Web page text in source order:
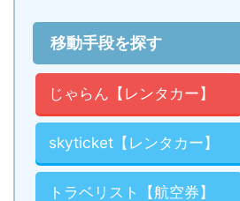
移動手段を探す
じゃらん【レンタカー】
skyticket【レンタカー】
トラベリスト【航空券】